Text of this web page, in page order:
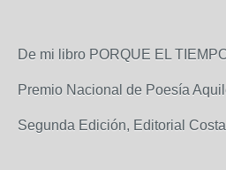
De mi libro PORQUE EL
Premio Nacional de Poesía
Segunda Edición, Editorial